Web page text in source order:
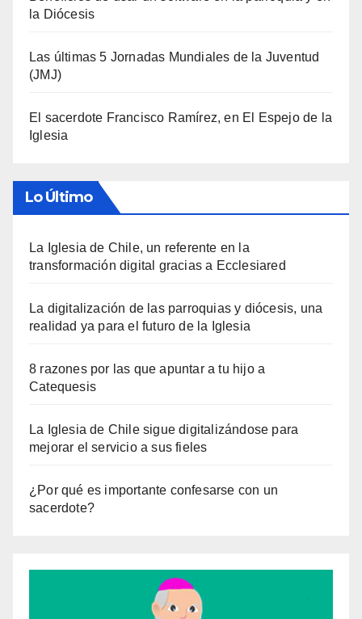
la Diócesis
Las últimas 5 Jornadas Mundiales de la Juventud
(JMJ)
El sacerdote Francisco Ramírez, en El Espejo de la
Iglesia
Lo Último
La Iglesia de Chile, un referente en la
transformación digital gracias a Ecclesiared
La digitalización de las parroquias y diócesis, una
realidad ya para el futuro de la Iglesia
8 razones por las que apuntar a tu hijo a
Catequesis
La Iglesia de Chile sigue digitalizándose para
mejorar el servicio a sus fieles
¿Por qué es importante confesarse con un
sacerdote?